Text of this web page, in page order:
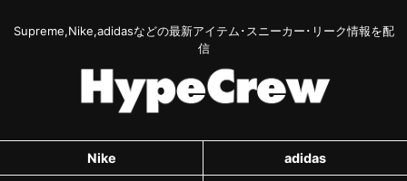
Supreme,Nike,adidasなどの最新アイテム･スニーカー･リーク情報を配
信
Nike adidas